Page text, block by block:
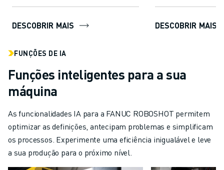
DESCOBRIR MAIS DESCOBRIR MAIS
FUNÇÕES DE IA
Funções inteligentes para a sua
máquina
As funcionalidades IA para a FANUC ROBOSHOT permitem
optimizar as definições, antecipam problemas e simplificam
os processos. Experimente uma eficiência inigualável e leve
a sua produção para o próximo nível.